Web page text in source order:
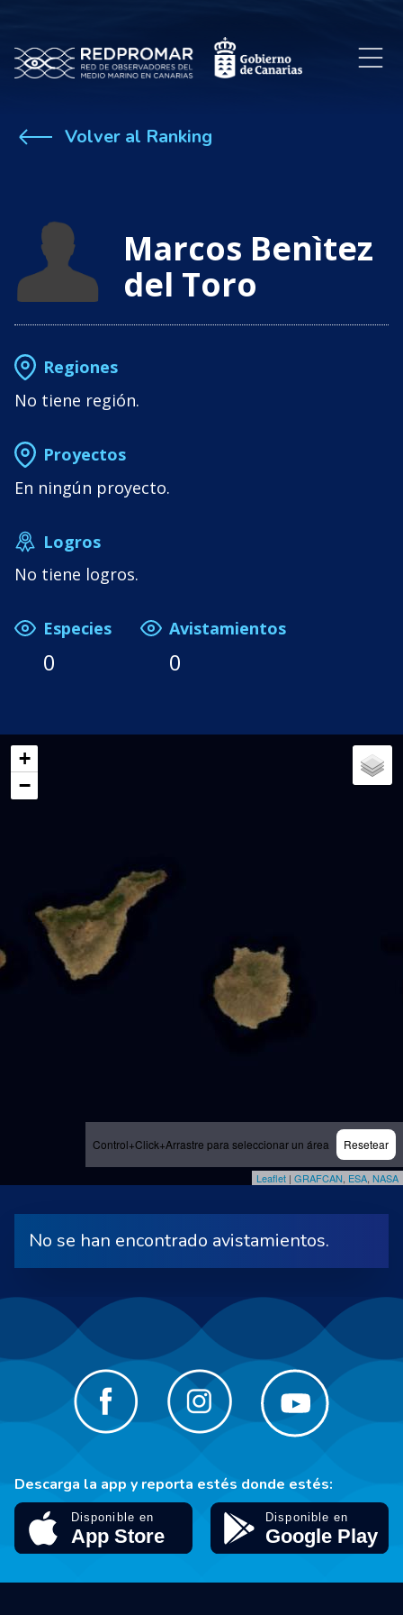
Volver al Ranking
Marcos Benìtez
del Toro
Regiones
No tiene región.
Proyectos
En ningún proyecto.
Logros
No tiene logros.
Especies
0
Avistamientos
0
Control+Click+Arrastre para seleccionar un área Resetear
+
−
Leaflet | GRAFCAN ESA NASA
No se han encontrado avistamientos.
Descarga la app y reporta estés donde estés: